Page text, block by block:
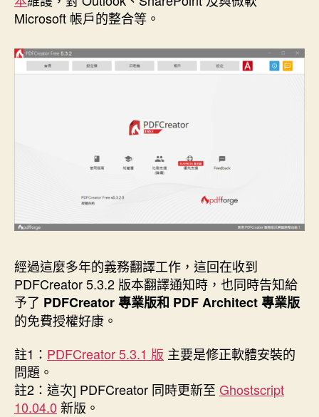
Microsoft 帳戶的整合等。
經過這麼多年的義務翻譯工作，這回在收到
PDFCreator 5.3.2 版本翻譯通知時，也同時告知給
予了 PDFCreator 專業版和 PDF Architect 專業版
的免費授權好康。
註1： PDFCreator 5.3.1 版 主要是修正軟體安裝的
問題。
註2：這次] PDFCreator 同時更新至 Ghostscript
10.04.0 新版。